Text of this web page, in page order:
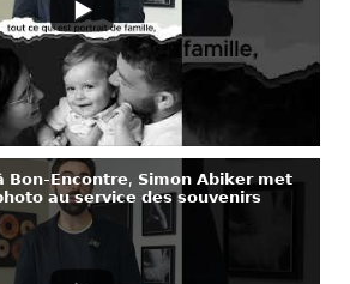
𝗕𝗼𝗻-𝗘𝗻𝗰𝗼𝗻𝘁𝗿𝗲, 𝗦𝗶𝗺𝗼𝗻 𝗔𝗯𝗶𝗸𝗲𝗿 𝗺𝗲𝘁
𝗮𝘂 𝘀𝗲𝗿𝘃𝗶𝗰𝗲 𝗱𝗲𝘀 𝘀𝗼𝘂𝘃𝗲𝗻𝗶𝗿𝘀